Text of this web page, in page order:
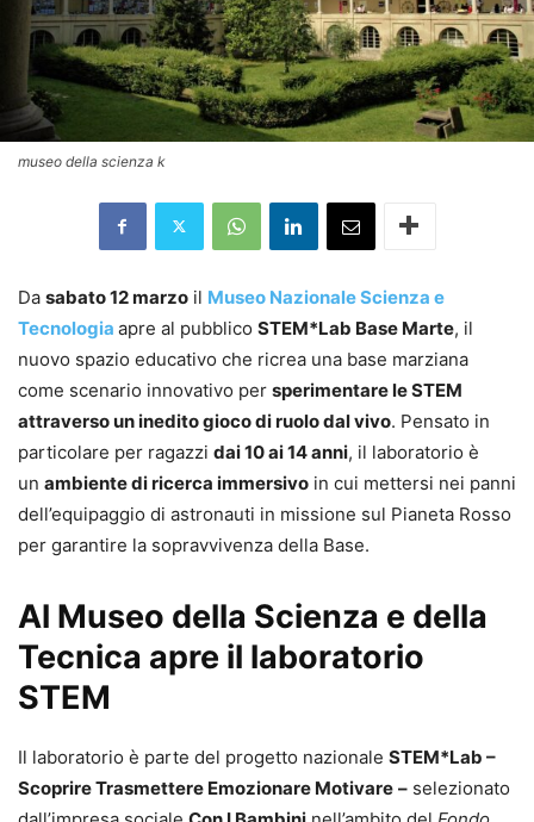
museo della scienza k
Da sabato 12 marzo il Museo Nazionale Scienza e
Tecnologia apre al pubblico STEM*Lab Base Marte, il
nuovo spazio educativo che ricrea una base marziana
come scenario innovativo per sperimentare le STEM
attraverso un inedito gioco di ruolo dal vivo. Pensato in
particolare per ragazzi dai 10 ai 14 anni, il laboratorio è
un ambiente di ricerca immersivo in cui mettersi nei panni
dell’equipaggio di astronauti in missione sul Pianeta Rosso
per garantire la sopravvivenza della Base.
Al Museo della Scienza e della
Tecnica apre il laboratorio
STEM
Il laboratorio è parte del progetto nazionale STEM*Lab –
Scoprire Trasmettere Emozionare Motivare – selezionato